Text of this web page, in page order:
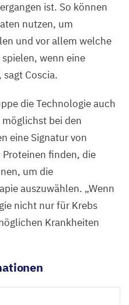
ist. So können
nutzen, um
und vor allem welche
wenn eine
Coscia.
die Technologie auch
bei den
eine Signatur von
finden, die
um die
auszuwählen. „Wenn
nicht nur für Krebs
Krankheiten